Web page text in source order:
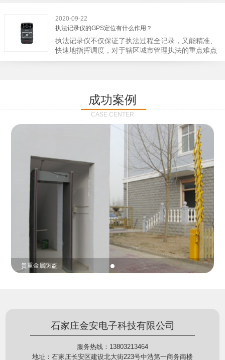
下次直接使用，提高执法仪数据效率。执法仪数据采
集站还具有强大的数据存储管理系统，后台统计不同
上传时段、不同重要级别的数据，将统计结果以图表
或者报表的形式呈现；设备设置有用户操作权限管
理，自动将用户警员编号与执法仪编号绑定，保障数
据的合法性，同时系统可设置每个警员的权限，明确
止了双方矛盾的发生。现在有了执法仪数据采集工作
站，执法队员的担忧便得到有效的解决。每个采集工
作站可支持多台执法记录仪设备同时上传数据，队员
当天使用当天上传，通过数据线接入到采集工作站，
它会自动读取所有的视频、音频、图片、日志等信
作站也能自动为执法记录仪充充电、校校时，做执法
记录仪的贴心小"保姆"。随着群众法律意识的逐步提
高，行政执法行为更加"阳光、透明"，通过工作站可
以随时调取证据视频，精准查阅现场资料，直戳了当
的展示给行政相对人看，有效的减少了行政相对人对
城管执法行为的误解，树立了执法的公信力。
2020-09-22
执法记录仪的GPS定位有什么作用？
执法记录仪不仅保证了执法过程全记录，又能精准、
快速地指挥调度，对于辖区城市管理执法的重点难点
也能一目了然，在城市管理工作信息化中发挥着重要
定位模块，可通过移动网络将位置信息实时发送到监
控中心，在平台的电子地图上显示出设备的具体位
置，实时查看执法人员到岗情况及根据执法环境迅速
调配周边执法人员。同时，内置NFC芯片，可支持身
份证查验等拓展功能，在实战中发挥着重要的作用，
能广泛应用于交警公安执法、卫生监督、城管执法、
海关执法、路政、质量监督、林业园林、消防、质量
监督、公路铁路等各个领域。
成功案例
CASE CENTER
贵重金属防盗
石家庄金安电子科技有限公司
服务热线：13803213464
地址：石家庄长安区建设北大街223号中浩第一商务南楼